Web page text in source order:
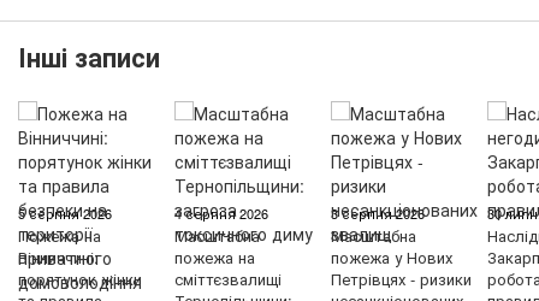
Інші записи
5 серпня 2026
Пожежа на
Вінниччині:
порятунок жінки
4 серпня 2026
Масштабна
пожежа на
сміттєзвалищі
3 серпня 2026
Масштабна
пожежа у Нових
Петрівцях - ризики
30